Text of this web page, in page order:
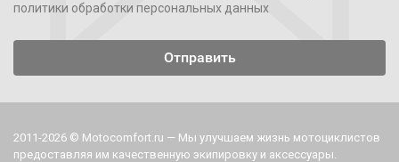
политики обработки персональных данных
2011-2026 © Motocomfort.ru — Мы улучшаем жизнь мотоциклистов
предоставляя им качественную экипировку и аксессуары.